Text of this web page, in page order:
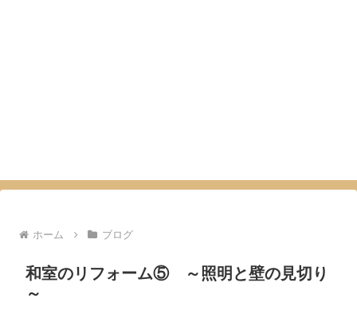
ホーム ブログ
和室のリフォーム⑤ ～照明と壁の見切り
～